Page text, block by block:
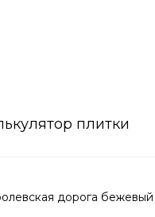
плитки
дорога бежевый